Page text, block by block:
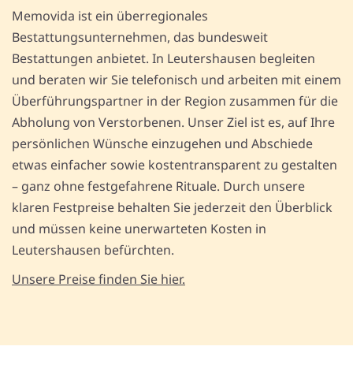
Memovida ist ein überregionales
Bestattungsunternehmen, das bundesweit
Bestattungen anbietet. In Leutershausen begleiten
und beraten wir Sie telefonisch und arbeiten mit einem
Überführungspartner in der Region zusammen für die
Abholung von Verstorbenen. Unser Ziel ist es, auf Ihre
persönlichen Wünsche einzugehen und Abschiede
etwas einfacher sowie kostentransparent zu gestalten
– ganz ohne festgefahrene Rituale. Durch unsere
klaren Festpreise behalten Sie jederzeit den Überblick
und müssen keine unerwarteten Kosten in
Leutershausen befürchten.
Unsere Preise finden Sie hier.